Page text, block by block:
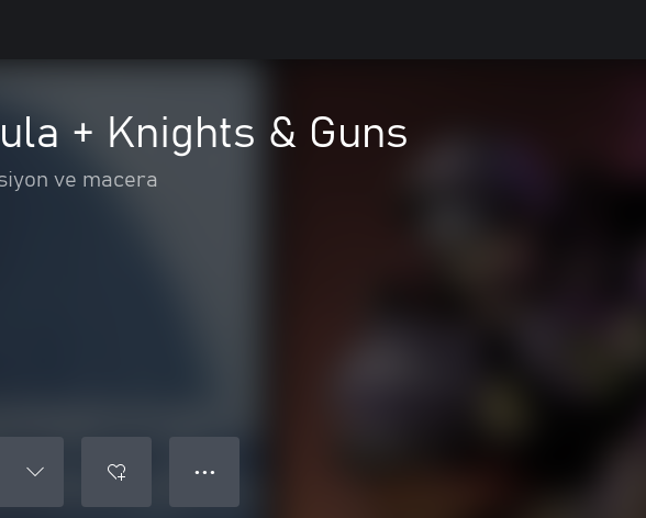
+ Knights & Guns
ve macera
● ● ●